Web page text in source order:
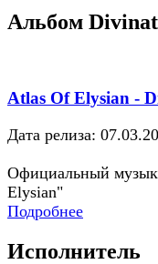
Альбом
Atlas Of Elysian -
Дата релиза:
Официальный
Elysian"
Подробнее
Исполнитель